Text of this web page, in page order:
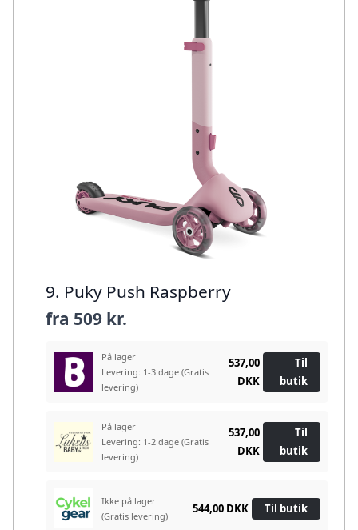
9. Puky Push Raspberry
fra 509 kr.
På lager
Levering: 1-3 dage (Gratis
levering)
537,00
DKK
Til
butik
På lager
Levering: 1-2 dage (Gratis
levering)
537,00
DKK
Til
butik
Ikke på lager
(Gratis levering)
544,00 DKK Til butik